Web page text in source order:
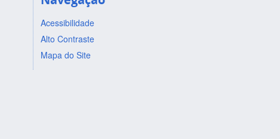
Acessibilidade
Alto Contraste
Mapa do Site